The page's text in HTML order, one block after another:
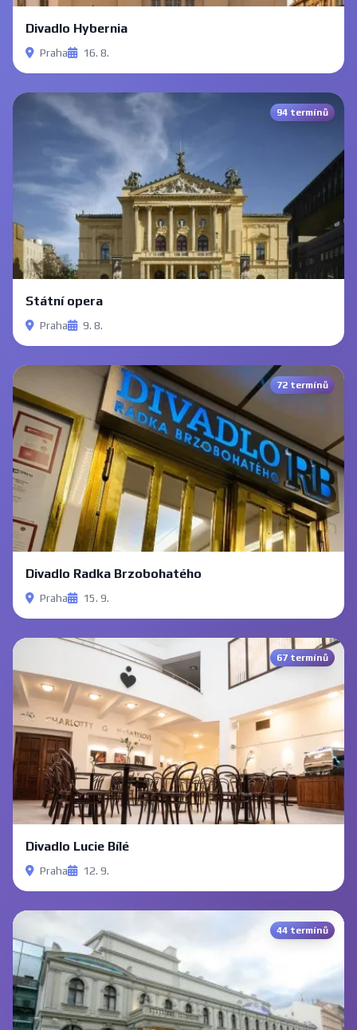
Divadlo Hybernia
Praha 16. 8.
94 termínů
Státní opera
Praha 9. 8.
72 termínů
Divadlo Radka Brzobohatého
Praha 15. 9.
67 termínů
Divadlo Lucie Bílé
Praha 12. 9.
44 termínů